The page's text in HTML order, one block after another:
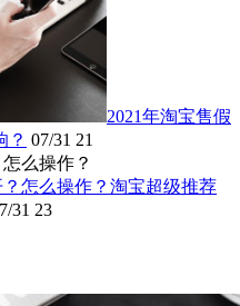
2021年淘宝售假
？ 07/31 21
么操作？
淘宝超级推荐
31 23